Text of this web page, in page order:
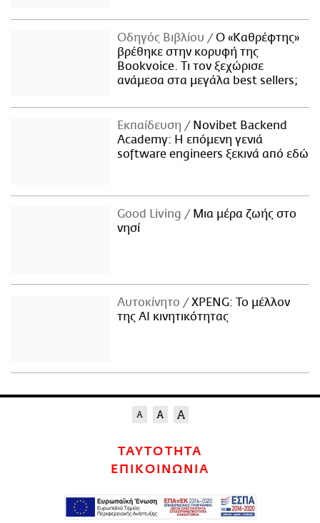
Οδηγός Βιβλίου
Ο «Καθρέφτης»
βρέθηκε στην κορυφή της
Bookvoice. Τι τον ξεχώρισε
ανάμεσα στα μεγάλα best sellers;
Εκπαίδευση
Novibet Backend
Academy: Η επόμενη γενιά
software engineers ξεκινά από εδώ
Good Living
Μια μέρα ζωής στο
νησί
Αυτοκίνητο
XPENG: Το μέλλον
της AI κινητικότητας
ΤΑΥΤΟΤΗΤΑ
ΕΠΙΚΟΙΝΩΝΙΑ